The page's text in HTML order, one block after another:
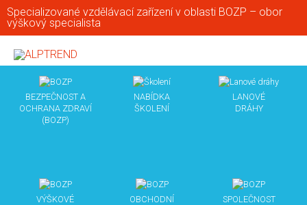
Specializované vzdělávací zařízení v oblasti BOZP – obor
výškový specialista
BEZPEČNOST A
OCHRANA ZDRAVÍ
(BOZP)
NABÍDKA
ŠKOLENÍ
LANOVÉ
DRÁHY
VÝŠKOVÉ
OBCHODNÍ
SPOLEČNOST